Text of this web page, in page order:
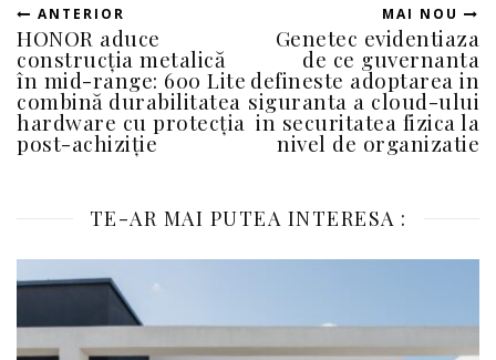
ANTERIOR
HONOR aduce
construcția metalică
în mid-range: 600 Lite
combină durabilitatea
hardware cu protecția
post-achiziție
MAI NOU
Genetec evidentiaza
de ce guvernanta
defineste adoptarea in
siguranta a cloud-ului
in securitatea fizica la
nivel de organizatie
TE-AR MAI PUTEA INTERESA :